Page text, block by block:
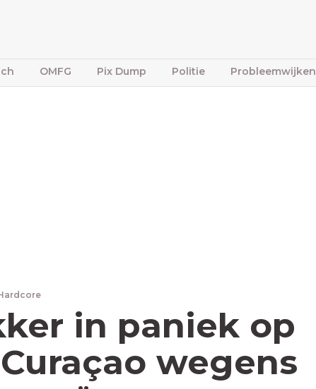
OMFG Pix Dump Politie Probleemwijken
in paniek op
wegens